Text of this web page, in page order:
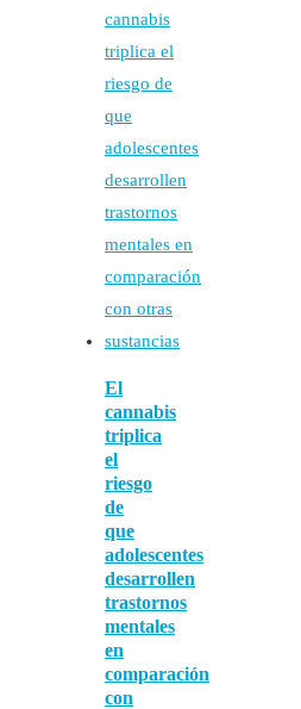
El
cannabis
triplica
el
riesgo
de
que
adolescentes
desarrollen
trastornos
mentales
en
comparación
con